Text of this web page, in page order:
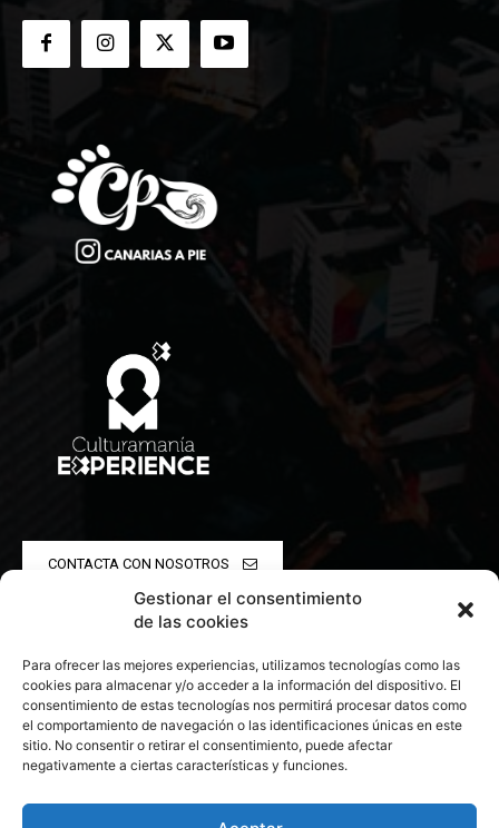
Gestionar el consentimiento
de las cookies
Para ofrecer las mejores experiencias, utilizamos tecnologías como las
cookies para almacenar y/o acceder a la información del dispositivo. El
consentimiento de estas tecnologías nos permitirá procesar datos como
el comportamiento de navegación o las identificaciones únicas en este
sitio. No consentir o retirar el consentimiento, puede afectar
negativamente a ciertas características y funciones.
CONTACTA CON NOSOTROS
POLÍTICA DE PRIVACIDAD
POLÍTICA DE COOKIES
© 2026 Todos los derechos reservados. Culturamanía